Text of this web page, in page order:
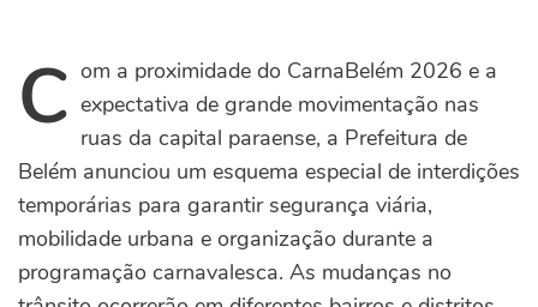
Com a proximidade do CarnaBelém 2026 e a
expectativa de grande movimentação nas
ruas da capital paraense, a Prefeitura de
Belém anunciou um esquema especial de interdições
temporárias para garantir segurança viária,
mobilidade urbana e organização durante a
programação carnavalesca. As mudanças no